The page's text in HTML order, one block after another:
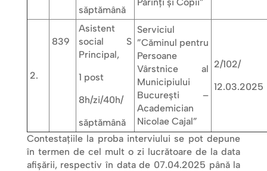
săptămână
2.
839
Asistent
social S
Principal,
1 post
8h/zi/40h/
săptămână
Serviciul
”Căminul pentru
Persoane
Vârstnice al
Municipiului
București –
Academician
Nicolae Cajal”
2/102/
12.03.2025
Contestaţiile la proba interviului se pot depune
în termen de cel mult o zi lucrătoare de la data
afişării, respectiv în data de 07.04.2025 până la